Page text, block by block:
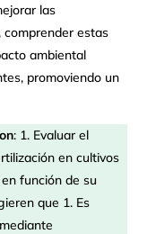
las
comprender estas
ambiental
promoviendo un
: 1. Evaluar el
en cultivos
función de su
que 1. Es